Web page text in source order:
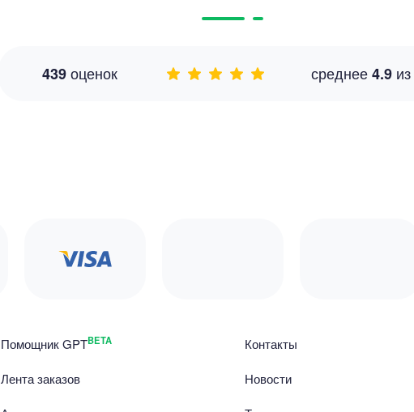
439оценок среднее4.9 из
Помощник GPTBETA
Лента заказов
Контакты
Новости